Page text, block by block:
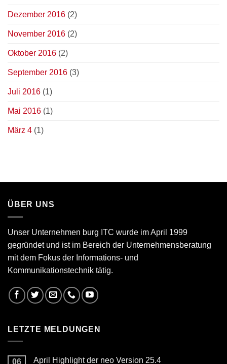
Dezember 2016 (2)
November 2016 (2)
Oktober 2016 (2)
September 2016 (3)
Juli 2016 (1)
Mai 2016 (1)
März 4 (1)
ÜBER UNS
Unser Unternehmen burg ITC wurde im April 1999
gegründet und ist im Bereich der Unternehmensberatung
mit dem Fokus der Informations- und
Kommunikationstechnik tätig.
LETZTE MELDUNGEN
06 April Highlight der neo Version 25.4